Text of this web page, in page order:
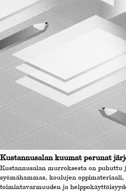
Kustannusalan kuumat perunat
Kustannusalan murroksesta on puhuttu
syömähammas, koulujen
toimintavarmuuden ja